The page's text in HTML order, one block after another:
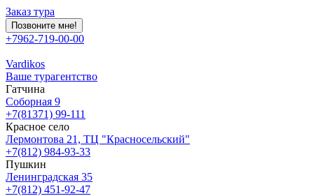
Заказ тура
Позвоните мне!
+7962-719-00-00
Vardikos
Ваше турагентство
Гатчина
Соборная 9
+7(81371) 99-111
Красное село
Лермонтова 21, ТЦ "Красносельский"
+7(812) 984-93-33
Пушкин
Ленинградская 35
+7(812) 451-92-47